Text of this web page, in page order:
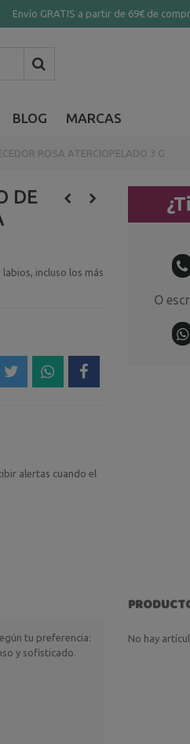
Envío GRATIS a partir de 69€ de
BLOG MARCAS
ROSA ATERCIOPELADO 3 G
DE
incluso los más
alertas cuando el
O
tu preferencia:
y sofisticado.
No hay